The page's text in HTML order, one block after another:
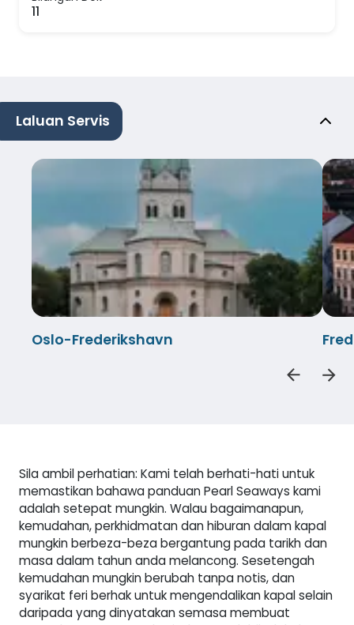
11
Laluan Servis
Oslo-Frederikshavn
Sila ambil perhatian: Kami telah berhati-hati untuk
memastikan bahawa panduan Pearl Seaways kami
adalah setepat mungkin. Walau bagaimanapun,
kemudahan, perkhidmatan dan hiburan dalam kapal
mungkin berbeza-beza bergantung pada tarikh dan
masa dalam tahun anda melancong. Sesetengah
kemudahan mungkin berubah tanpa notis, dan
syarikat feri berhak untuk mengendalikan kapal selain
daripada yang dinyatakan semasa membuat